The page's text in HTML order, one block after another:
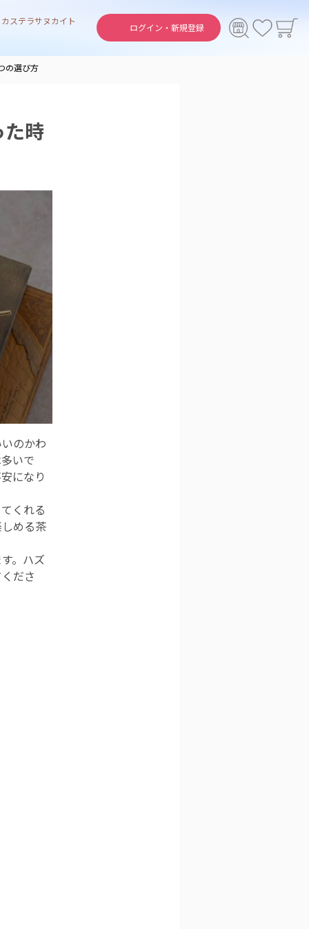
ログイン・ 新規登録
カステラサヌカイト
の選び方
時
のかわ
いで
になり
くれる
める茶
。ハズ
ださ